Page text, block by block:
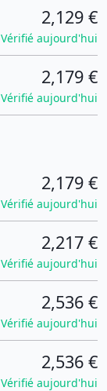
2,129 €
Vérifié aujourd'hui
2,179 €
Vérifié aujourd'hui
2,179 €
Vérifié aujourd'hui
2,217 €
Vérifié aujourd'hui
2,536 €
Vérifié aujourd'hui
2,536 €
Vérifié aujourd'hui